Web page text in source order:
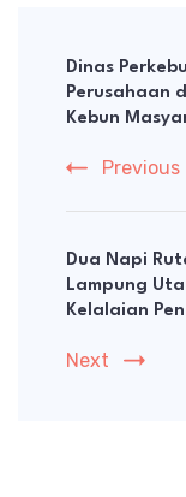
Dinas
Perusahaan
Kebun
Previous
Dua Napi
Lampung
Kelalaian
Next